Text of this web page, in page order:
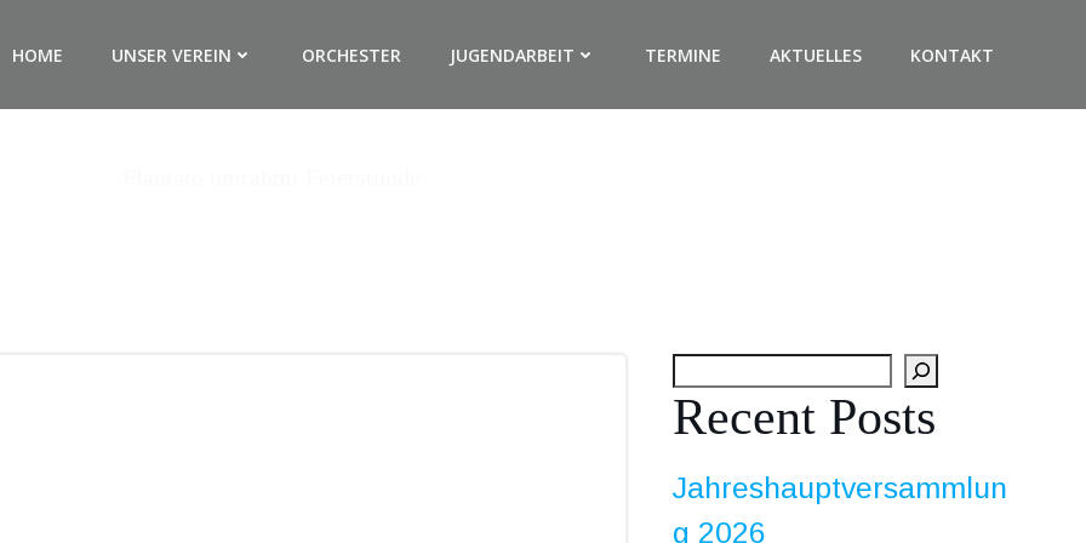
HOME UNSER VEREIN ORCHESTER JUGENDARBEIT TERMINE AKTUELLES KONTAKT
Recent Posts
Jahreshauptversammlun
g 2026